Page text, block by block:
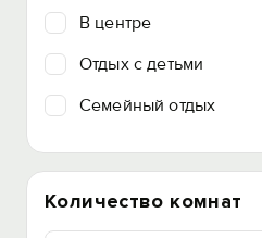
В центре
Отдых с детьми
Семейный отдых
Количество комнат